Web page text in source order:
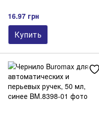
16.97 грн
Купить